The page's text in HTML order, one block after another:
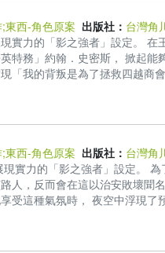
;東西-角色原案 出版社： 台灣角
實力的「影之強者」設定。
特務」約翰．史密斯， 掀起
「我的背叛是為了拯救四越
CORPORATION
;東西-角色原案 出版社： 台灣角
實力的「影之強者」設定。
人，反而會在這以治安敗壞聞
受這種氣氛時， 夜空中浮現
CORPORATION ★2022年10
的誤會、一如往常炸裂的異世